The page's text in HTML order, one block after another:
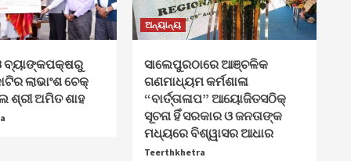
ଲାଭାଂଶ ଚେକ୍
ଶ୍ରୀ ଅମିତ ଶାହ
ଅନ୍ୟାନ୍ୟ
ସାଲେପୁରଠାରେ ଆଞ୍ଚଳିକ
ଗଣମାଧ୍ୟମ କର୍ମଶାଳା
“ବାର୍ତ୍ତାଳାପ” ଆୟୋଜିତସଠିକ୍
ସୂଚନା ହିଁ ସରକାର ଓ ଜନତାଙ୍କ
ମଧ୍ୟରେ ବିଶ୍ୱାସର ଆଧାର
Teerthkhetra